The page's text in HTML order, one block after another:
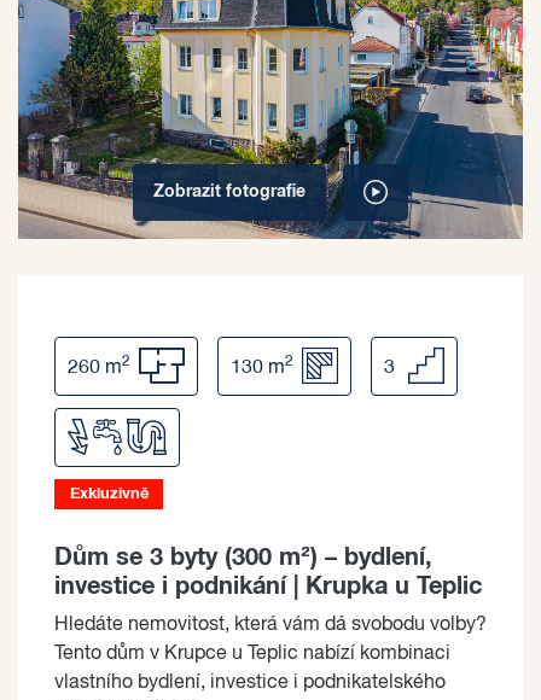
Zobrazit fotografie
260 m2 130 m2 3
Exkluzivně
Dům se 3 byty (300 m²) – bydlení,
investice i podnikání | Krupka u Teplic
Hledáte nemovitost, která vám dá svobodu volby?
Tento dům v Krupce u Teplic nabízí kombinaci
vlastního bydlení, investice i podnikatelského